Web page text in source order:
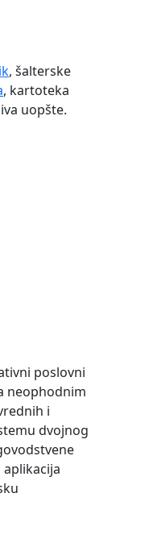
, šalterske
, kartoteka
uopšte.
poslovni
neophodnim
i
dvojnog